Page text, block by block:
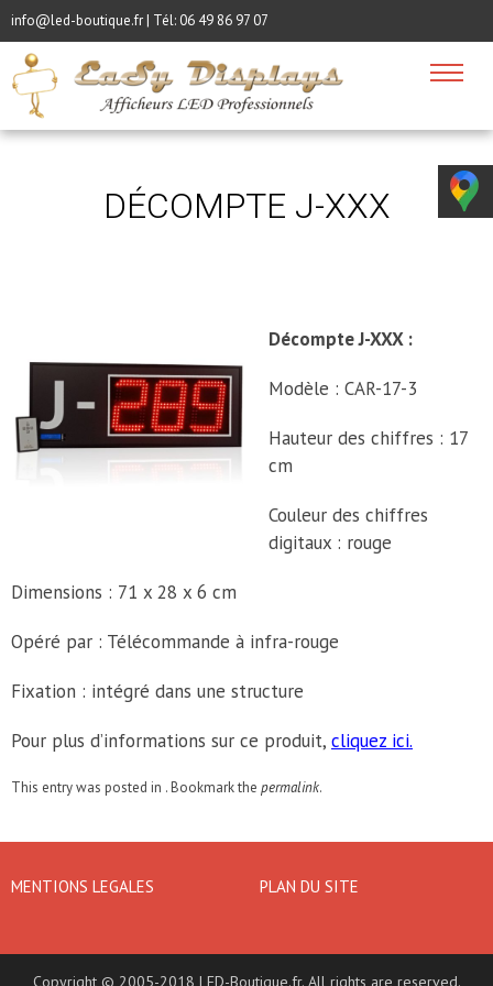
info@led-boutique.fr | Tél: 06 49 86 97 07
DÉCOMPTE J-XXX
Décompte J-XXX :
Modèle : CAR-17-3
Hauteur des chiffres : 17
cm
Couleur des chiffres
digitaux : rouge
Dimensions : 71 x 28 x 6 cm
Opéré par : Télécommande à infra-rouge
Fixation : intégré dans une structure
Pour plus d’informations sur ce produit, cliquez ici.
This entry was posted in . Bookmark the permalink.
MENTIONS LEGALES PLAN DU SITE
Copyright © 2005-2018 LED-Boutique.fr. All rights are reserved.